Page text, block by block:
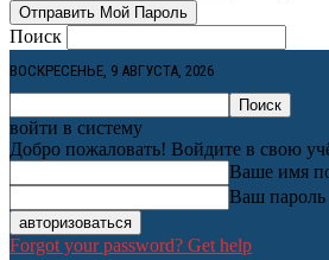
Поиск
ВОСКРЕСЕНЬЕ, 9 АВГУСТА, 2026
войти в систему
Добро пожаловать! Войдите в свою
Ваше имя
Ваш пароль
Forgot your password? Get help